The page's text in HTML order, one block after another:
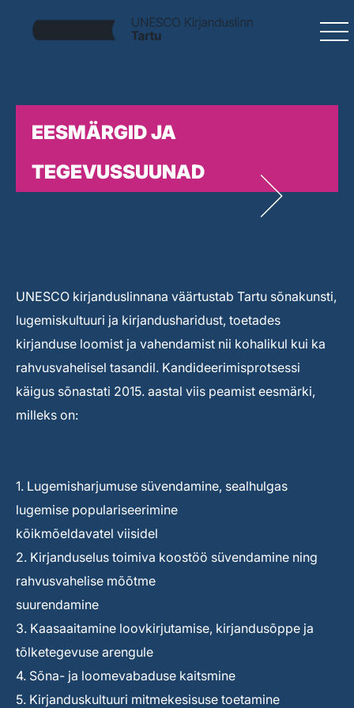
EESMÄRGID JA
TEGEVUSSUUNAD
UNESCO kirjanduslinnana väärtustab Tartu sõnakunsti,
lugemiskultuuri ja kirjandusharidust, toetades
kirjanduse loomist ja vahendamist nii kohalikul kui ka
rahvusvahelisel tasandil. Kandideerimisprotsessi
käigus sõnastati 2015. aastal viis peamist eesmärki,
milleks on:
1. Lugemisharjumuse süvendamine, sealhulgas
lugemise populariseerimine
kõikmõeldavatel viisidel
2. Kirjanduselus toimiva koostöö süvendamine ning
rahvusvahelise mõõtme
suurendamine
3. Kaasaaitamine loovkirjutamise, kirjandusõppe ja
tõlketegevuse arengule
4. Sõna- ja loomevabaduse kaitsmine
5. Kirjanduskultuuri mitmekesisuse toetamine